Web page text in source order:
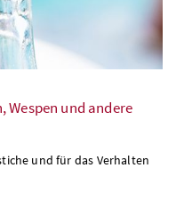
Wespen und andere
und für das Verhalten